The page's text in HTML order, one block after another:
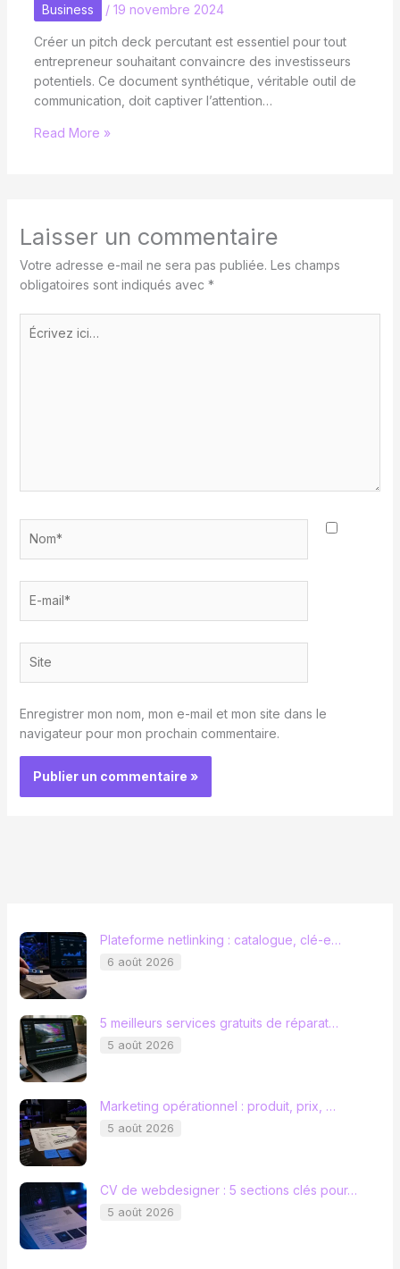
Business / 19 novembre 2024
Créer un pitch deck percutant est essentiel pour tout
entrepreneur souhaitant convaincre des investisseurs
potentiels. Ce document synthétique, véritable outil de
communication, doit captiver l’attention…
Read More »
Laisser un commentaire
Votre adresse e-mail ne sera pas publiée. Les champs
obligatoires sont indiqués avec *
Écrivez
ici…
mail*
Enregistrer mon nom, mon e-mail et mon site dans le
navigateur pour mon prochain commentaire.
Plateforme netlinking : catalogue, clé-e…
6 août 2026
5 meilleurs services gratuits de réparat…
5 août 2026
Marketing opérationnel : produit, prix, …
5 août 2026
CV de webdesigner : 5 sections clés pour…
5 août 2026